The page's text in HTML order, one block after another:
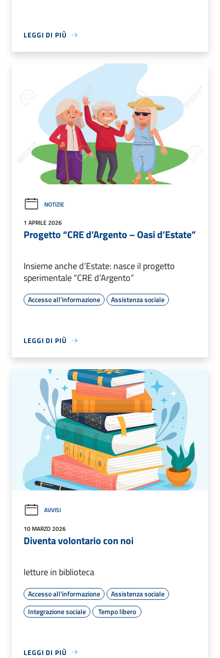
LEGGI DI PIÙ
NOTIZIE
1 APRILE 2026
Progetto “CRE d’Argento – Oasi d’Estate”
Insieme anche d’Estate: nasce il progetto
sperimentale “CRE d’Argento”
Accesso all'informazione Assistenza sociale
LEGGI DI PIÙ
AVVISI
10 MARZO 2026
Diventa volontario con noi
letture in biblioteca
Accesso all'informazione
Assistenza sociale
Integrazione sociale
Tempo libero
LEGGI DI PIÙ